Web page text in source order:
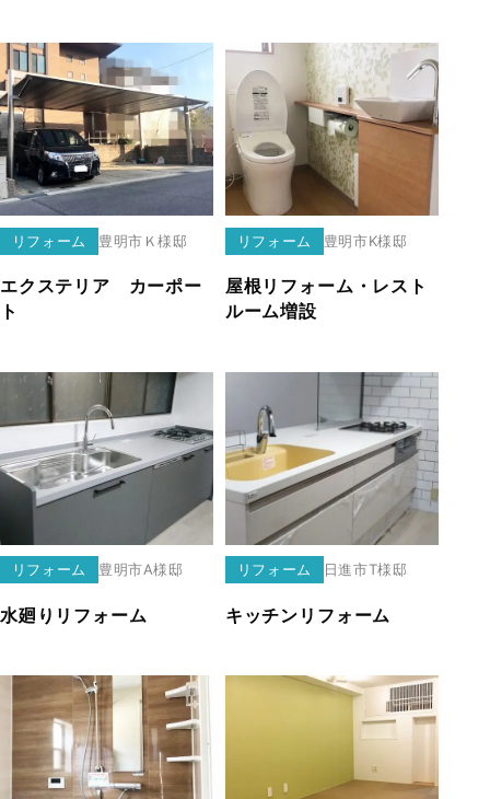
リフォーム 豊明市 Ｋ様邸
エクステリア カーポー
ト
リフォーム 豊明市K様邸
屋根リフォーム・レスト
ルーム増設
リフォーム 豊明市A様邸
水廻りリフォーム
リフォーム 日進市T様邸
キッチンリフォーム